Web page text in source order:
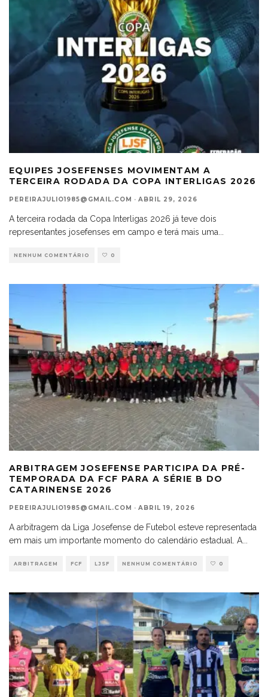
EQUIPES JOSEFENSES MOVIMENTAM A
TERCEIRA RODADA DA COPA INTERLIGAS 2026
PEREIRAJULIO1985@GMAIL.COM · ABRIL 29, 2026
A terceira rodada da Copa Interligas 2026 já teve dois
representantes josefenses em campo e terá mais uma...
NENHUM COMENTÁRIO 0
ARBITRAGEM JOSEFENSE PARTICIPA DA PRÉ-
TEMPORADA DA FCF PARA A SÉRIE B DO
CATARINENSE 2026
PEREIRAJULIO1985@GMAIL.COM · ABRIL 19, 2026
A arbitragem da Liga Josefense de Futebol esteve representada
em mais um importante momento do calendário estadual. A
ARBITRAGEM FCF LJSF NENHUM COMENTÁRIO 0